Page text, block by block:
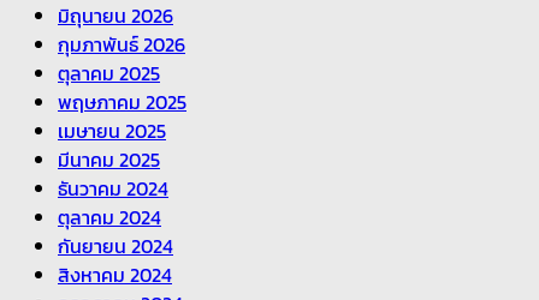
มิถุนายน 2026
กุมภาพันธ์ 2026
ตุลาคม 2025
พฤษภาคม 2025
เมษายน 2025
มีนาคม 2025
ธันวาคม 2024
ตุลาคม 2024
กันยายน 2024
สิงหาคม 2024